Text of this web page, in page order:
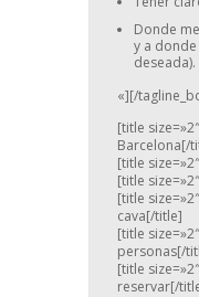
Donde
y a
deseada).
«][/
[title
Barcelona[/
[title
[title
[title
cava[/title]
[title
personas[/
[title
reservar[/